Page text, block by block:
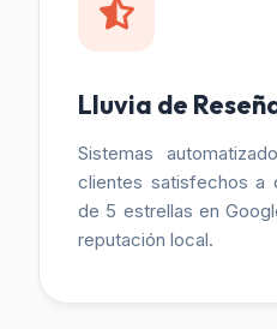
Lluvia de
Sistemas
clientes satisfechos a
de 5 estrellas en
reputación local.